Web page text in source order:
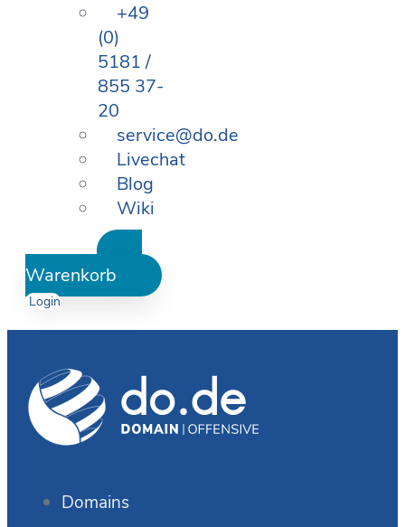
+49
(0)
5181 /
855 37-
20
service@do.de
Livechat
Blog
Wiki
Warenkorb
Login
Domains